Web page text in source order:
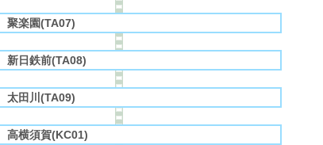
聚楽園(TA07)
新日鉄前(TA08)
太田川(TA09)
高横須賀(KC01)